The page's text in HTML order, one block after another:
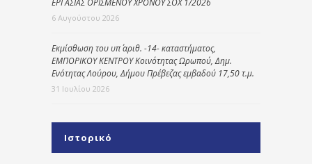
6 Αυγούστου 2026
Εκμίσθωση του υπ΄ αριθ. -14- καταστήματος,
ΕΜΠΟΡΙΚΟΥ ΚΕΝΤΡΟΥ Κοινότητας Ωρωπού, Δημ.
Ενότητας Λούρου, Δήμου Πρέβεζας εμβαδού 17,50 τ.μ.
31 Ιουλίου 2026
Ιστορικό